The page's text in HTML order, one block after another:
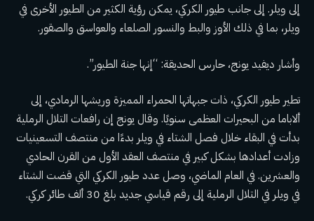
إلى ويلر. إلى جانب طيور الكركي، يمكن رؤية الكثير من الطيور الأخرى في
ويلر، بما في ذلك الأوز والبط والنسور الصلعاء والعواسق والصقور.
وأشار ديفيد يونج، حارس الحديقة: “إنها جنة الطيور”.
تطير طيور الكركي، ذات جبهاتها الحمراء المميزة وريشها الرمادي، إلى
ألاباما من البحيرات العظمى سنويًا. وقال يونج إن رافعات التلال الرملية
بدأت في البقاء خلال فصل الشتاء في ويلر بدءًا من منتصف التسعينيات
وزادت أعدادها بشكل كبير في منتصف العقد الأول من القرن الحادي
والعشرين. في العام الماضي، وصل عدد طيور الكركي التي قضت الشتاء
في ويلر في التلال الرملية إلى رقم قياسي جديد بلغ 30 ألف طائر كركي.